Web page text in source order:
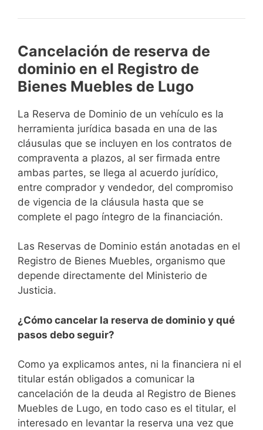
Cancelación de reserva de
dominio en el Registro de
Bienes Muebles de Lugo
La Reserva de Dominio de un vehículo es la
herramienta jurídica basada en una de las
cláusulas que se incluyen en los contratos de
compraventa a plazos, al ser firmada entre
ambas partes, se llega al acuerdo jurídico,
entre comprador y vendedor, del compromiso
de vigencia de la cláusula hasta que se
complete el pago íntegro de la financiación.
Las Reservas de Dominio están anotadas en el
Registro de Bienes Muebles, organismo que
depende directamente del Ministerio de
Justicia.
¿Cómo cancelar la reserva de dominio y qué
pasos debo seguir?
Como ya explicamos antes, ni la financiera ni el
titular están obligados a comunicar la
cancelación de la deuda al Registro de Bienes
Muebles de Lugo, en todo caso es el titular, el
interesado en levantar la reserva una vez que